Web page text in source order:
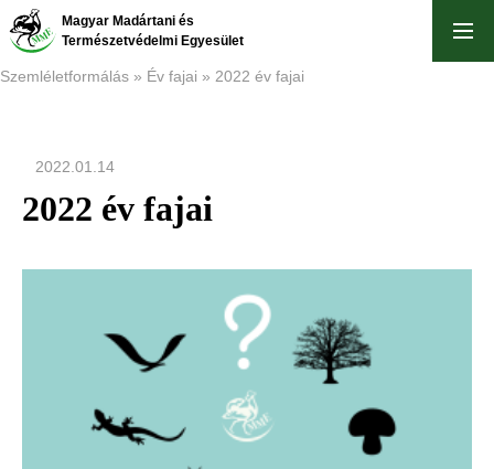
Ugrás
tartalomra
Magyar Madártani és
Természetvédelmi Egyesület
Szemléletformálás Év fajai 2022 év fajai
2022.01.14
2022 év fajai